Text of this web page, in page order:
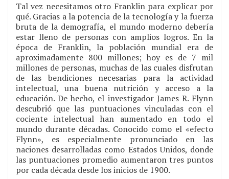
Tal vez necesitamos otro Franklin para explicar por
qué. Gracias a la potencia de la tecnología y la fuerza
bruta de la demografía, el mundo moderno debería
estar lleno de personas con amplios logros. En la
época de Franklin, la población mundial era de
aproximadamente 800 millones; hoy es de 7 mil
millones de personas, muchas de las cuales disfrutan
de las bendiciones necesarias para la actividad
intelectual, una buena nutrición y acceso a la
educación. De hecho, el investigador James R. Flynn
descubrió que las puntuaciones vinculadas con el
cociente intelectual han aumentado en todo el
mundo durante décadas. Conocido como el «efecto
Flynn», es especialmente pronunciado en las
naciones desarrolladas como Estados Unidos, donde
las puntuaciones promedio aumentaron tres puntos
por cada década desde los inicios de 1900.